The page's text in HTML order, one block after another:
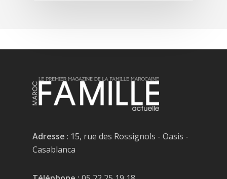
Adresse : 15, rue des Rossignols - Oasis -
Casablanca